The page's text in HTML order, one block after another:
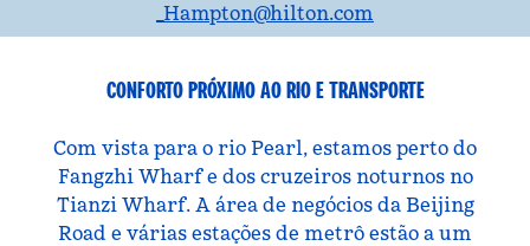
_Hampton@hilton.com
CONFORTO PRÓXIMO AO RIO E TRANSPORTE
Com vista para o rio Pearl, estamos perto do
Fangzhi Wharf e dos cruzeiros noturnos no
Tianzi Wharf. A área de negócios da Beijing
Road e várias estações de metrô estão a um